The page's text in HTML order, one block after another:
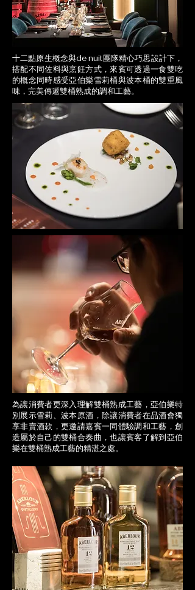
十二點原生概念與de nuit團隊精心巧思設計下，
搭配不同佐料與烹飪方式，來賓可透過一食雙吃
的概念同時感受亞伯樂雪莉桶與波本桶的雙重風
味，完美傳遞雙桶熟成的調和工藝。
為讓消費者更深入理解雙桶熟成工藝，亞伯樂特
別展示雪莉、波本原酒，除讓消費者在品酒會獨
享非賣酒款，更邀請嘉賓一同體驗調和工藝，創
造屬於自己的雙桶合奏曲，也讓賓客了解到亞伯
樂在雙桶熟成工藝的精湛之處。